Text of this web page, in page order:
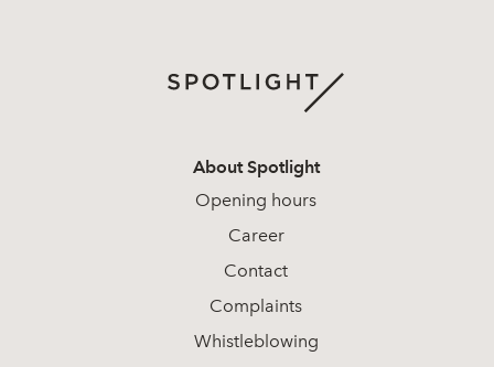
About Spotlight
Opening hours
Career
Contact
Complaints
Whistleblowing